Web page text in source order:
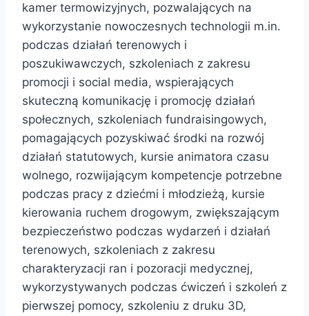
kamer termowizyjnych, pozwalających na
wykorzystanie nowoczesnych technologii m.in.
podczas działań terenowych i
poszukiwawczych, szkoleniach z zakresu
promocji i social media, wspierających
skuteczną komunikację i promocję działań
społecznych, szkoleniach fundraisingowych,
pomagających pozyskiwać środki na rozwój
działań statutowych, kursie animatora czasu
wolnego, rozwijającym kompetencje potrzebne
podczas pracy z dziećmi i młodzieżą, kursie
kierowania ruchem drogowym, zwiększającym
bezpieczeństwo podczas wydarzeń i działań
terenowych, szkoleniach z zakresu
charakteryzacji ran i pozoracji medycznej,
wykorzystywanych podczas ćwiczeń i szkoleń z
pierwszej pomocy, szkoleniu z druku 3D,